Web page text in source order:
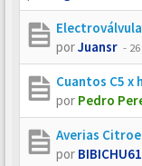
porJuansr -
Cuantos C5 x
por Pedro
Averias
por BIBICHU61